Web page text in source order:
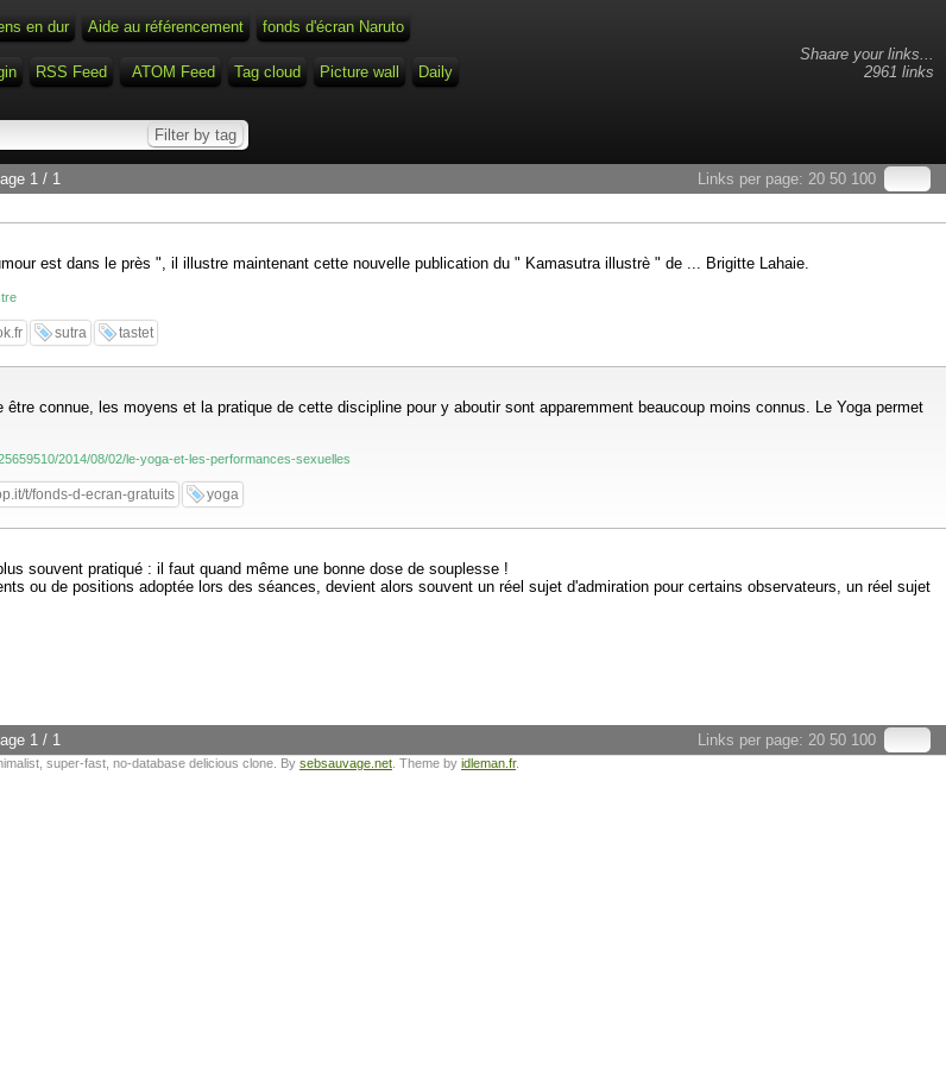
en dur Aide au référencement
fonds d'écran Naruto
Shaare your links...
2961 links
RSS Feed ATOM Feed Tag cloud Picture wall Daily
Links per page: 20 50 100
1 / 1
est dans le près ", il illustre maintenant cette nouvelle publication du " Kamasutra illustrè " de ... Brigitte Lahaie.
sutra tastet
connue, les moyens et la pratique de cette discipline pour y aboutir sont apparemment beaucoup moins connus. Le Yoga permet
2014/08/02/le-yoga-et-les-performances-sexuelles
t/fonds-d-ecran-gratuits yoga
souvent pratiqué : il faut quand même une bonne dose de souplesse !
ou de positions adoptée lors des séances, devient alors souvent un réel sujet d'admiration pour certains observateurs, un réel sujet
Links per page: 20 50 100
1 / 1
super-fast, no-database delicious clone. By sebsauvage.net . Theme by idleman.fr.